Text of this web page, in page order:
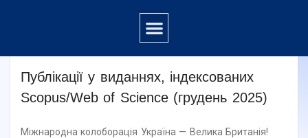
Публікації у виданнях, індексованих
Scopus/Web of Science (грудень 2025)
Міжнародна колоборація Україна — Велика Британія!